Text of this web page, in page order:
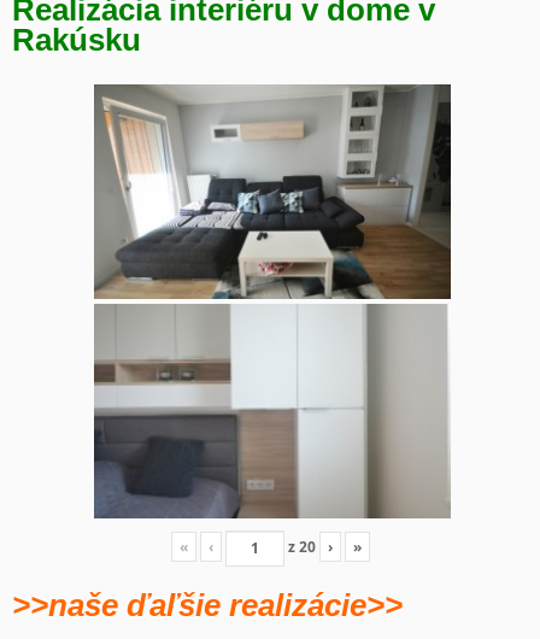
Realizácia interiéru v dome v
Rakúsku
« ‹ z20 › »
>>naše ďaľšie realizácie>>